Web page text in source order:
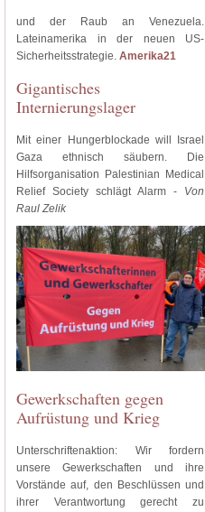
und der Raub an Venezuela.
Lateinamerika in der neuen US-
Sicherheitsstrategie. Amerika21
Gigantisches
Internierungslager
Mit einer Hungerblockade will Israel
Gaza ethnisch säubern. Die
Hilfsorganisation Palestinian Medical
Relief Society schlägt Alarm - Von
Raul Zelik
Gewerkschaften gegen
Aufrüstung und Krieg
Unterschriftenaktion: Wir fordern
unsere Gewerkschaften und ihre
Vorstände auf, den Beschlüssen und
ihrer Verantwortung gerecht zu